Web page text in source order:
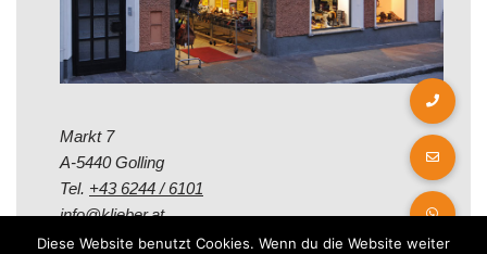
Markt 7
A-5440 Golling
Tel. +43 6244 / 6101
info@klieber.at
Diese Website benutzt Cookies. Wenn du die Website weiter